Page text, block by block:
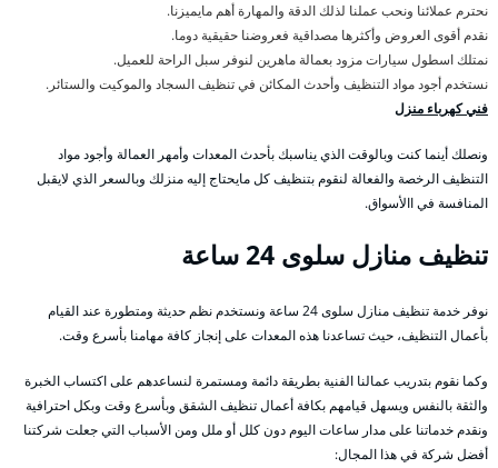
نحترم عملائنا ونحب عملنا لذلك الدقة والمهارة أهم مايميزنا.
نقدم أقوى العروض وأكثرها مصداقية فعروضنا حقيقية دوما.
نمتلك اسطول سيارات مزود بعمالة ماهرين لنوفر سبل الراحة للعميل.
نستخدم أجود مواد التنظيف وأحدث المكائن في تنظيف السجاد والموكيت والستائر.
فني كهرباء منزل
ونصلك أينما كنت وبالوقت الذي يناسبك بأحدث المعدات وأمهر العمالة وأجود مواد
التنظيف الرخصة والفعالة لنقوم بتنظيف كل مايحتاج إليه منزلك وبالسعر الذي لايقبل
المنافسة في االأسواق.
تنظيف منازل سلوى 24 ساعة
نوفر خدمة تنظيف منازل سلوى 24 ساعة ونستخدم نظم حديثة ومتطورة عند القيام
بأعمال التنظيف، حيث تساعدنا هذه المعدات على إنجاز كافة مهامنا بأسرع وقت.
وكما نقوم بتدريب عمالنا الفنية بطريقة دائمة ومستمرة لنساعدهم على اكتساب الخبرة
والثقة بالنفس ويسهل قيامهم بكافة أعمال تنظيف الشقق وبأسرع وقت وبكل احترافية
ونقدم خدماتنا على مدار ساعات اليوم دون كلل أو ملل ومن الأسباب التي جعلت شركتنا
أفضل شركة في هذا المجال: